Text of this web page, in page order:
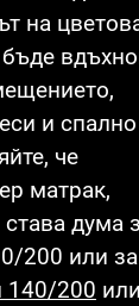
на
и спално
че
матрак,
дума
200 или за
140/200 или